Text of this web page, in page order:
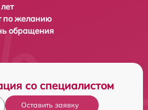
по желанию
обращения
со специалистом
Оставить заявку